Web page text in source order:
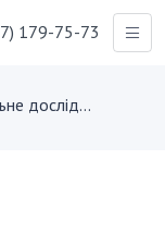
179-75-73
Експериментальне дослідження кріплення фотомодулів.